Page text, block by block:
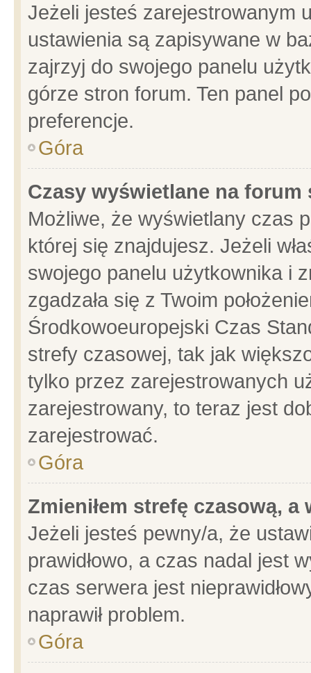
Jeżeli jesteś zarejestrowanym
ustawienia są zapisywane w
zajrzyj do swojego panelu
górze stron forum. Ten panel
preferencje.
Góra
Czasy wyświetlane na forum
Możliwe, że wyświetlany czas
której się znajdujesz. Jeżeli
swojego panelu użytkownika i
zgadzała się z Twoim
Środkowoeuropejski Czas
strefy czasowej, tak jak
tylko przez zarejestrowanych
zarejestrowany, to teraz jest
zarejestrować.
Góra
Zmieniłem strefę czasową,
Jeżeli jesteś pewny/a, że
prawidłowo, a czas nadal jest
czas serwera jest
naprawił problem.
Góra